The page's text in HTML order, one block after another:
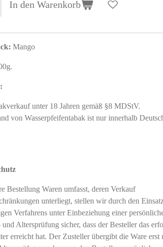
In den Warenkorb
Mango
unter 18 Jahren gemäß §8 MDStV.
von Wasserpfeifentabak ist nur innerhalb
Bestellung Waren umfasst, deren Verkauf
unterliegt, stellen wir durch den
Verfahrens unter Einbeziehung einer
und Altersprüfung sicher, dass der Besteller das
erreicht hat. Der Zusteller übergibt die Ware erst